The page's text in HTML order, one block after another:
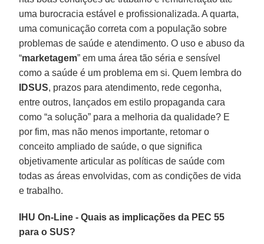
uma burocracia estável e profissionalizada. A quarta,
uma comunicação correta com a população sobre
problemas de saúde e atendimento. O uso e abuso da
“marketagem” em uma área tão séria e sensível
como a saúde é um problema em si. Quem lembra do
IDSUS, prazos para atendimento, rede cegonha,
entre outros, lançados em estilo propaganda cara
como “a solução” para a melhoria da qualidade? E
por fim, mas não menos importante, retomar o
conceito ampliado de saúde, o que significa
objetivamente articular as políticas de saúde com
todas as áreas envolvidas, com as condições de vida
e trabalho.
IHU On-Line - Quais as implicações da PEC 55
para o SUS?